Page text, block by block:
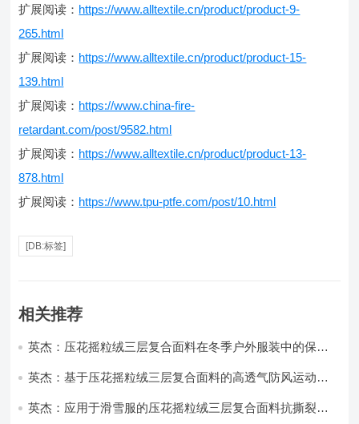
扩展阅读： https://www.alltextile.cn/product/product-9-
265.html
扩展阅读： https://www.alltextile.cn/product/product-15-
139.html
扩展阅读： https://www.china-fire-
retardant.com/post/9582.html
扩展阅读： https://www.alltextile.cn/product/product-13-
878.html
扩展阅读： https://www.tpu-ptfe.com/post/10.html
[DB:标签]
相关推荐
英杰：压花摇粒绒三层复合面料在冬季户外服装中的保暖
英杰：基于压花摇粒绒三层复合面料的高透气防风运动服
英杰：应用于滑雪服的压花摇粒绒三层复合面料抗撕裂与